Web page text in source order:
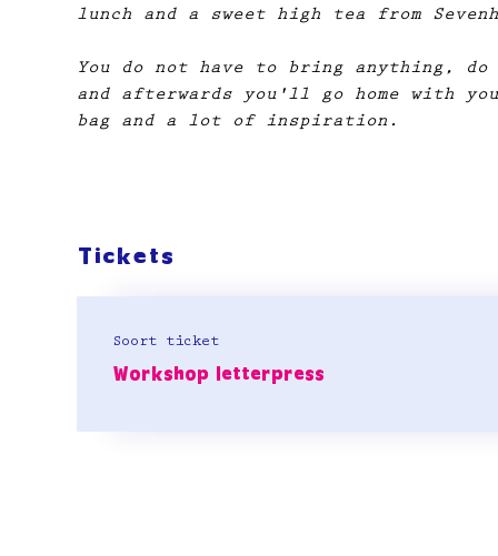
lunch and a sweet high tea from
You do not have to bring anything,
and afterwards you'll go home with
bag and a lot of inspiration.
Tickets
Soort ticket
Workshop letterpress